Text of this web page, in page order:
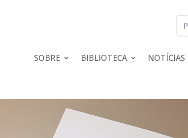
SOBRE BIBLIOTECA NOTÍCIAS